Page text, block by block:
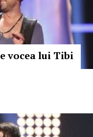
vocea lui Tibi